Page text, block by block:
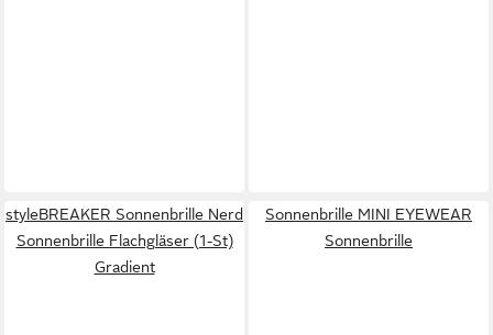
styleBREAKER Sonnenbrille Nerd
Sonnenbrille Flachgläser (1-St)
Gradient
Sonnenbrille MINI EYEWEAR
Sonnenbrille